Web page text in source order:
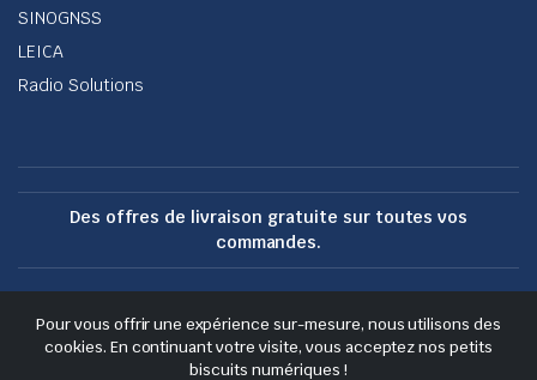
SINOGNSS
LEICA
Radio Solutions
Des offres de livraison gratuite sur toutes vos
commandes.
Copyright 2024 © Tous droits réservés. Propulsé par Active Solution.
Pour vous offrir une expérience sur-mesure, nous utilisons des
cookies. En continuant votre visite, vous acceptez nos petits
biscuits numériques !